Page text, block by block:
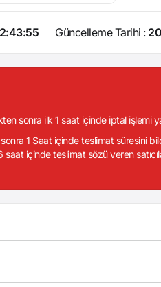
Güncelleme Tarihi :
sonra ilk 1 saat içinde iptal işlemi
sonra 1 Saat içinde teslimat süresini
içinde teslimat sözü veren